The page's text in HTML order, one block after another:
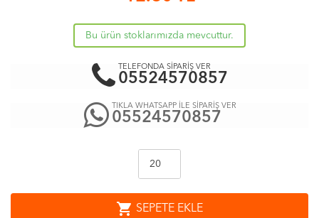
Bu ürün stoklarımızda mevcuttur.
TELEFONDA SİPARİŞ VER
05524570857
TIKLA WHATSAPP İLE SİPARİŞ VER
05524570857
shopping_cart SEPETE EKLE